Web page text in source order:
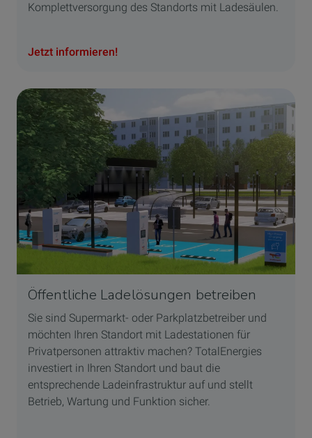
Komplettversorgung des Standorts mit Ladesäulen.
Jetzt informieren!
Öffentliche Ladelösungen betreiben
Sie sind Supermarkt- oder Parkplatzbetreiber und
möchten Ihren Standort mit Ladestationen für
Privatpersonen attraktiv machen? TotalEnergies
investiert in Ihren Standort und baut die
entsprechende Ladeinfrastruktur auf und stellt
Betrieb, Wartung und Funktion sicher.